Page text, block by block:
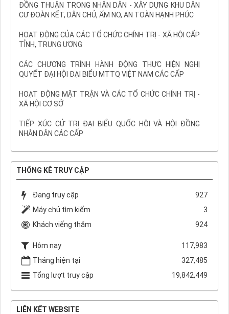
ĐỒNG THUẬN TRONG NHÂN DÂN - XÂY DỰNG KHU DÂN
CƯ ĐOÀN KẾT, DÂN CHỦ, ẤM NO, AN TOÀN HẠNH PHÚC
HOẠT ĐỘNG CỦA CÁC TỔ CHỨC CHÍNH TRỊ - XÃ HỘI CẤP
TỈNH, TRUNG ƯƠNG
CÁC CHƯƠNG TRÌNH HÀNH ĐỘNG THỰC HIỆN NGHỊ
QUYẾT ĐẠI HỘI ĐẠI BIỂU MTTQ VIỆT NAM CÁC CẤP
HOẠT ĐỘNG MẶT TRẬN VÀ CÁC TỔ CHỨC CHÍNH TRỊ -
XÃ HỘI CƠ SỞ
TIẾP XÚC CỬ TRI ĐẠI BIỂU QUỐC HỘI VÀ HỘI ĐỒNG
NHÂN DÂN CÁC CẤP
THỐNG KÊ TRUY CẬP
Đang truy cập
927
Máy chủ tìm kiếm
3
Khách viếng thăm
924
Hôm nay
117,983
Tháng hiện tại
327,485
Tổng lượt truy cập
19,842,449
LIÊN KẾT WEBSITE